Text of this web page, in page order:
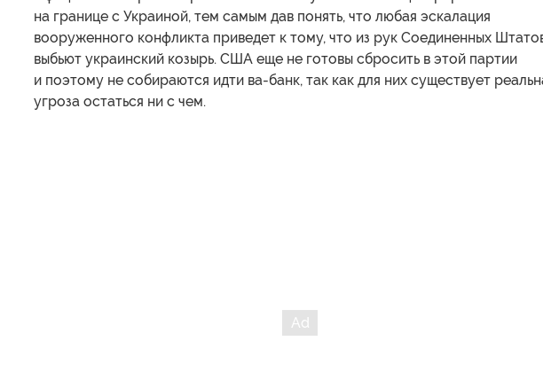
на границе с Украиной, тем самым дав понять, что любая эскалация
вооруженного конфликта приведет к тому, что из рук Соединенных
выбьют украинский козырь. США еще не готовы сбросить в этой партии
и поэтому не собираются идти ва-банк, так как для них существует
угроза остаться ни с чем.